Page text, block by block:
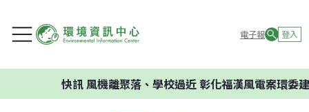
電子報 登入
風機離聚落、學校過近 彰化福漢風電案環委建議不應